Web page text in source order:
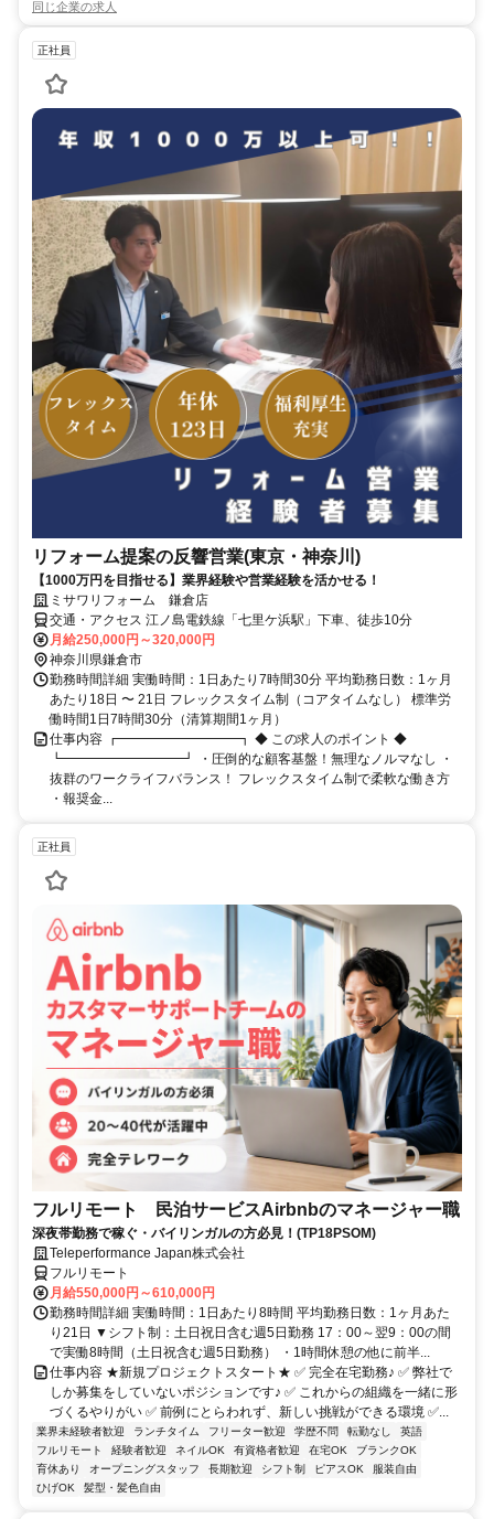
同じ企業の求人
正社員
リフォーム提案の反響営業(東京・神奈川)
【1000万円を目指せる】業界経験や営業経験を活かせる！
ミサワリフォーム 鎌倉店
交通・アクセス 江ノ島電鉄線「七里ケ浜駅」下車、徒歩10分
月給250,000円～320,000円
神奈川県鎌倉市
勤務時間詳細 実働時間：1日あたり7時間30分 平均勤務日数：1ヶ月
あたり18日 〜 21日 フレックスタイム制（コアタイムなし） 標準労
働時間1日7時間30分（清算期間1ヶ月）
仕事内容 ┏━━━━━━━━━┓ ◆ この求人のポイント ◆
┗━━━━━━━━━┛ ・圧倒的な顧客基盤！無理なノルマなし ・
抜群のワークライフバランス！ フレックスタイム制で柔軟な働き方
・報奨金...
正社員
フルリモート 民泊サービスAirbnbのマネージャー職
深夜帯勤務で稼ぐ・バイリンガルの方必見！(TP18PSOM)
Teleperformance Japan株式会社
フルリモート
月給550,000円～610,000円
勤務時間詳細 実働時間：1日あたり8時間 平均勤務日数：1ヶ月あた
り21日 ▼シフト制：土日祝日含む週5日勤務 17：00～翌9：00の間
で実働8時間（土日祝含む週5日勤務） ・1時間休憩の他に前半...
仕事内容 ★新規プロジェクトスタート★ ✅ 完全在宅勤務♪ ✅ 弊社で
しか募集をしていないポジションです♪ ✅ これからの組織を一緒に形
づくるやりがい ✅ 前例にとらわれず、新しい挑戦ができる環境 ✅...
業界未経験者歓迎 ランチタイム フリーター歓迎 学歴不問 転勤なし
英語
フルリモート
経験者歓迎 ネイルOK 有資格者歓迎 在宅OK
ブランクOK
育休あり
オープニングスタッフ 長期歓迎 シフト制 ピアスOK
服装自由
ひげOK
髪型・髪色自由